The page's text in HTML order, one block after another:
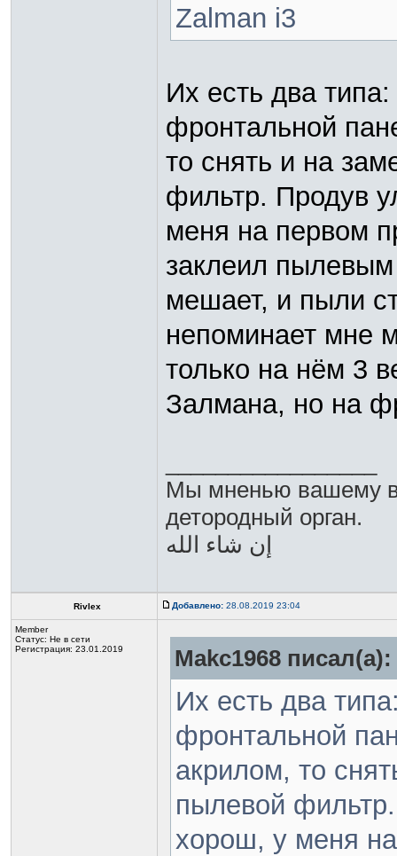
Zalman i3
Их есть два
фронтальной
то снять и на
фильтр. Продув
меня на первом
заклеил
мешает, и пыли
непоминает мне
только на нём 3
Залмана, но на
Мы мненью вашему
детородный орган.
Rivlex Добавлено: 28.08.2019 23:04
Member
Статус: Не в сети
Регистрация: 23.01.2019
Makc1968 писал(а):
Их есть два
фронтальной
акрилом, то
пылевой
хорош, у меня